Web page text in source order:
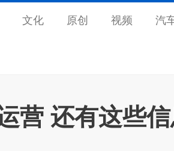
文化 原创 视频 汽
营 还有这些